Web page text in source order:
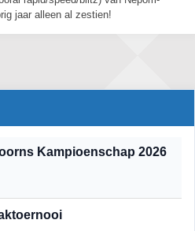
jaar alleen al zestien!
Kampioenschap 2026